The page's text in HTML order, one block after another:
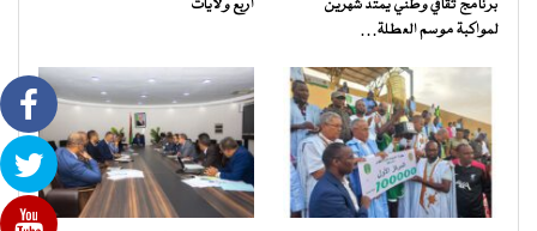
برنامج ثقافي وطني يمتد شهرين
لمواكبة موسم العطلة…
أربع ولايات